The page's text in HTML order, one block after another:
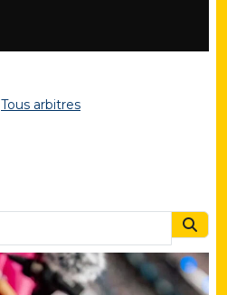
Tous arbitres